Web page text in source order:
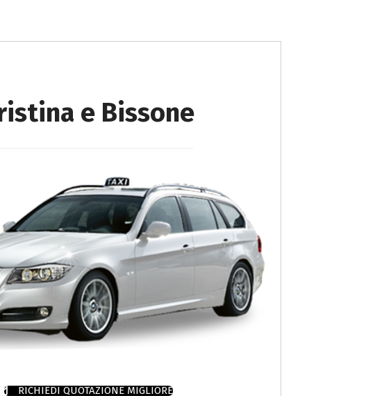
e Bissone
RICHIEDI QUOTAZIONE MIGLIORE